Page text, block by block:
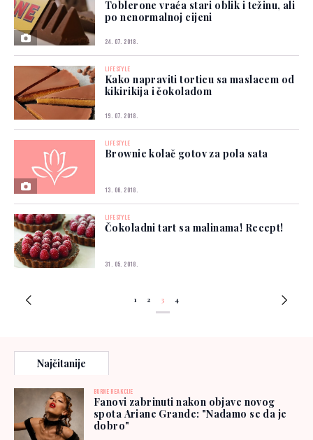
Toblerone vraća stari oblik i težinu, ali
po nenormalnoj cijeni
24. 07. 2018.
LIFESTYLE
Kako napraviti torticu sa maslacem od
kikirikija i čokoladom
19. 07. 2018.
LIFESTYLE
Brownie kolač gotov za pola sata
13. 06. 2018.
LIFESTYLE
Čokoladni tart sa malinama! Recept!
31. 05. 2018.
1 2 3 4
Najčitanije
BURNE REAKCIJE
Fanovi zabrinuti nakon objave novog
spota Ariane Grande: "Nadamo se da je
dobro"